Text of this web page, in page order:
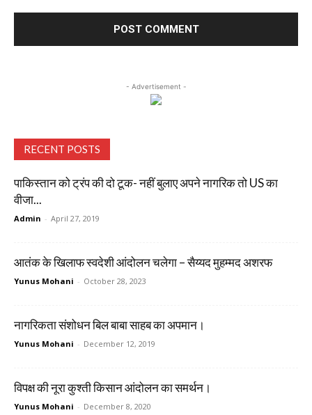
- Advertisement -
RECENT POSTS
पाकिस्तान को ट्रंप की दो टूक- नहीं बुलाए अपने नागरिक तो US का
वीजा...
Admin - April 27, 2019
आतंक के खिलाफ स्वदेशी आंदोलन चलेगा – सैय्यद मुहम्मद अशरफ
Yunus Mohani - October 28, 2023
नागरिकता संशोधन बिल बाबा साहब का अपमान।
Yunus Mohani - December 12, 2019
विपक्ष की नूरा कुश्ती किसान आंदोलन का समर्थन।
Yunus Mohani - December 8, 2020